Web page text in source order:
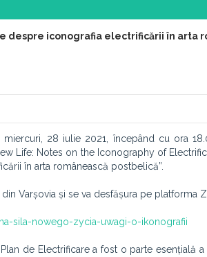
despre iconografia electrificării în arta
miercuri, 28 iulie 2021, începând cu ora
Life: Notes on the Iconography of
în arta românească postbelică”.
Varșovia și se va desfășura pe platforma
sila-nowego-zycia-uwagi-o-ikonografii
de Electrificare a fost o parte esențială